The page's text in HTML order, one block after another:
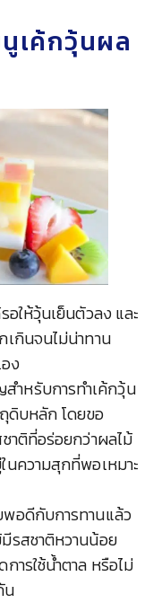
เค้กวุ้นผล
อให้วุ้นเย็นตัวลง และ
เกินจนไม่น่าทาน
ง
ำหรับการทำเค้กวุ้น
ดิบหลัก โดยขอ
ชาติที่อร่อยกว่าผลไม้
นความสุกที่พอเหมาะ
พอดีกับการทานแล้ว
รสชาติหวานน้อย
ารใช้น้ำตาล หรือไม่
น